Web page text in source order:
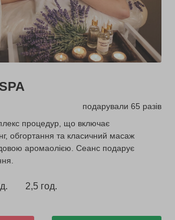
подарували 65 разів
процедур, що включає
обгортання та класичний масаж
аромаолією. Сеанс подарує
2,5 год.